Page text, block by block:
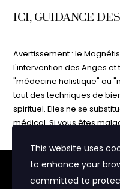
ICI, GUIDANCE
Avertissement : le
l'intervention des Anges
"médecine holistique" ou
tout des techniques de
spirituel. Elles ne se
médical. Si vous êtes
sans l'avis de votre
dans ce site vous sont
d'éveil. Ne croyez pas
This website uses
to enhance your
committed to
Nous utilisons des
adapté à vos centres